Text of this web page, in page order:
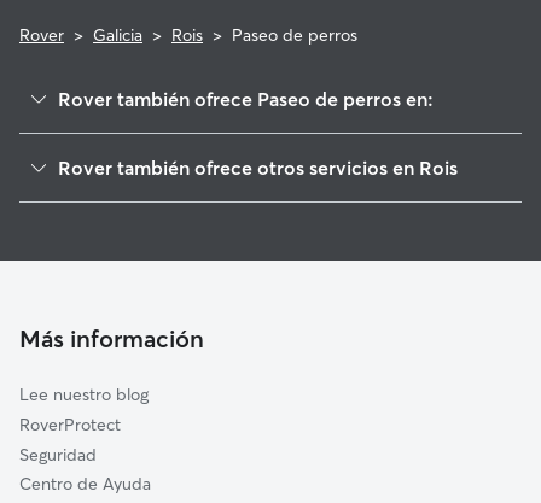
Rover > Galicia > Rois > Paseo de perros
Rover también ofrece Paseo de perros en:
Pontecesures
Lousame
Noia
Catoira
Teo
Rover también ofrece otros servicios en Rois
Cuidadores a domicilio en Rois
Más información
Lee nuestro blog
RoverProtect
Seguridad
Centro de Ayuda